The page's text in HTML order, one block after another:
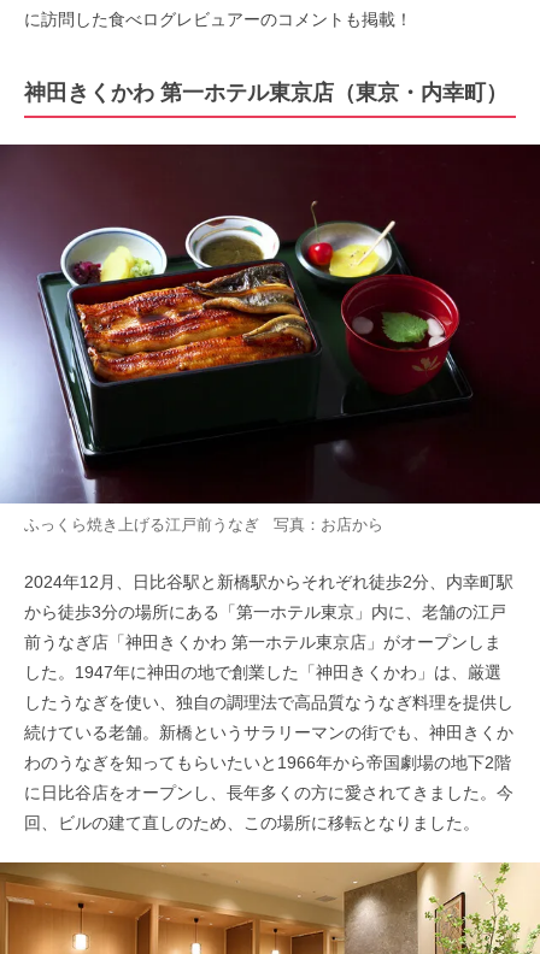
に訪問した食べログレビュアーのコメントも掲載！
神田きくかわ 第一ホテル東京店（東京・内幸町）
ふっくら焼き上げる江戸前うなぎ 写真：お店から
2024年12月、日比谷駅と新橋駅からそれぞれ徒歩2分、内幸町駅
から徒歩3分の場所にある「第一ホテル東京」内に、老舗の江戸
前うなぎ店「神田きくかわ 第一ホテル東京店」がオープンしま
した。1947年に神田の地で創業した「神田きくかわ」は、厳選
したうなぎを使い、独自の調理法で高品質なうなぎ料理を提供し
続けている老舗。新橋というサラリーマンの街でも、神田きくか
わのうなぎを知ってもらいたいと1966年から帝国劇場の地下2階
に日比谷店をオープンし、長年多くの方に愛されてきました。今
回、ビルの建て直しのため、この場所に移転となりました。